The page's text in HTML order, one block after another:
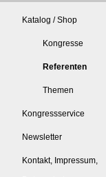
Katalog / Shop
Kongresse
Referenten
Themen
Kongressservice
Newsletter
Kontakt, Impressum,